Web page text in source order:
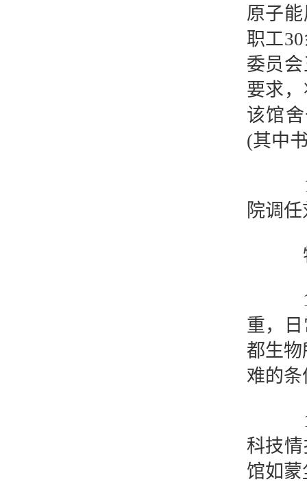
原子
职工
委员
要求
该馆
(其中
院调
特
重，
都生物
难的
科技
馆如